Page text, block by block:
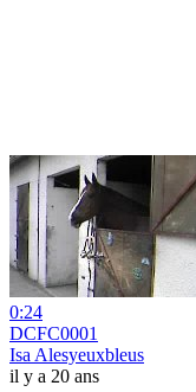
0:24
DCFC0001
Isa Alesyeuxbleus
il y a 20 ans